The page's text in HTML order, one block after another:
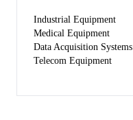
Industrial Equipment
Medical Equipment
Data Acquisition Systems
Telecom Equipment